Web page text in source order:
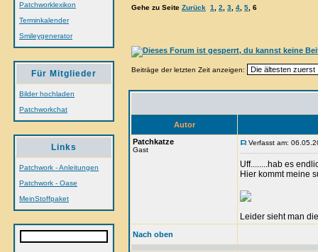
Patchworklexikon
Terminkalender
Smileygenerator
Für Mitglieder
Bilder hochladen
Patchworkchat
Links
Patchwork - Anleitungen
Patchwork - Oase
MeinStoffpaket
Gehe zu Seite Zurück 1 2 3 4 5 6
Beiträge der letzten Zeit anzeigen:
Autor
Patchkatze
Gast
Verfasst am:
Uff........hab es
Hier kommt meine
Leider sieht man
Nach oben